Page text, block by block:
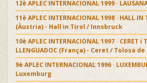
12è APLEC INTERNACIONAL 1999 ·
11è APLEC INTERNACIONAL 1998 · HALL IN
(Àustria) - Hall in Tirol / Innsbruck
10è APLEC INTERNACIONAL 1997 · CERET i
LLENGUADOC (França) - Ceret / Tolosa
9è APLEC INTERNACIONAL 1996 ·
Luxemburg